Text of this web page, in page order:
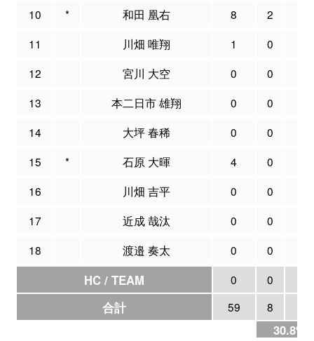
10 * 和田 凰右 8 2
11
川畑 唯翔 1 0
12
宮川 大空 0 0
13
本二日市 雄翔 0 0
14
大坪 春稀 0 0
15
* 石原 大暉 4 0
16
川畑 吉平 0 0
17
近成 哉汰 0 0
18
渡邉 奏太 0 0
HC / TEAM 0 0
合計 59 8
30.8%